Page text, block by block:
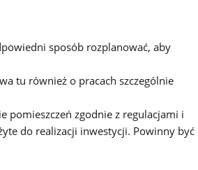
sposób rozplanować, aby
tu również o pracach szczególnie
pomieszczeń zgodnie z regulacjami i
do realizacji inwestycji. Powinny być